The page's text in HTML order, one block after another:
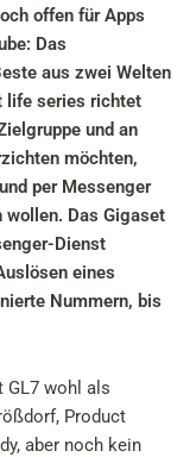
offen für Apps
Das
aus zwei Welten
life series richtet
und an
möchten,
per Messenger
wollen. Das Gigaset
Dienst
eines
Nummern, bis
GL7 wohl als
Product
aber noch kein